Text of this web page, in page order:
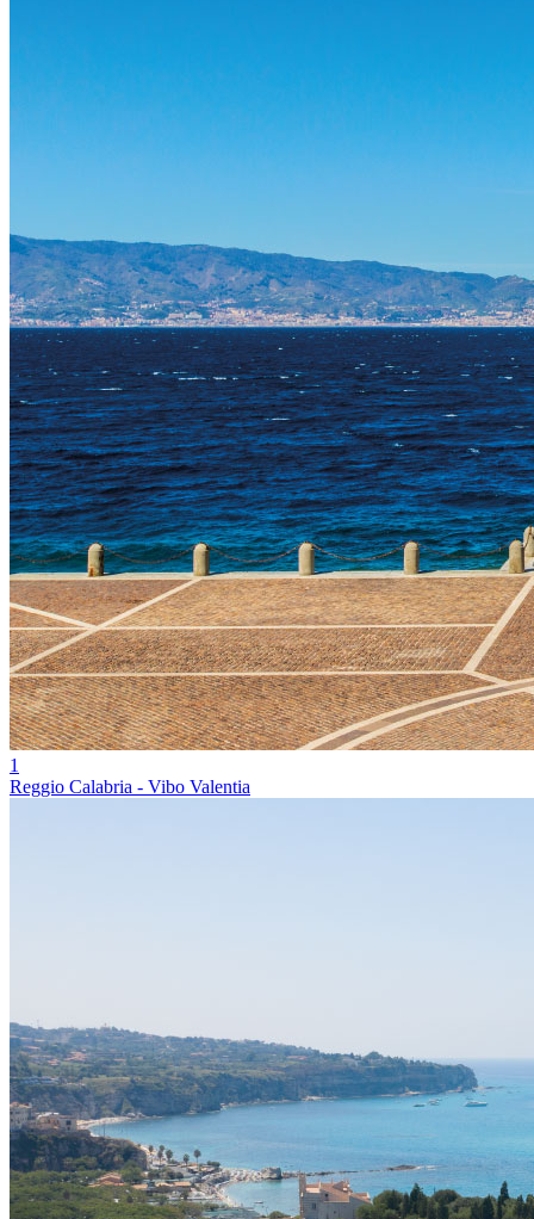
1
Reggio Calabria - Vibo Valentia